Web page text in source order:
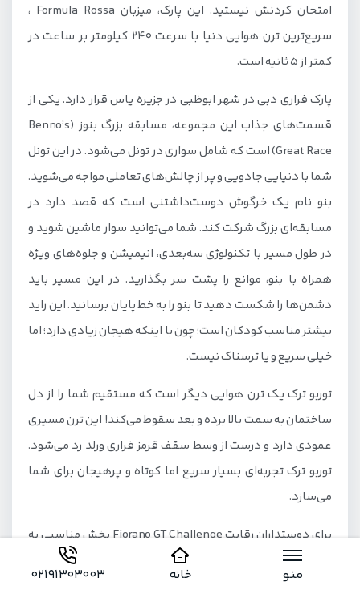
منو خانه 02191303003
امتحان کردنش نیستید. این پارک، میزبان Formula Rossa ،
سریع‌ترین ترن هوایی دنیا با سرعت ۲۴۰ کیلومتر بر ساعت در
کمتر از ۵ ثانیه است.
پارک فراری دبی در شهر ابوظبی در جزیره یاس قرار دارد. یکی از
قسمت‌های جذاب این مجموعه، مسابقه بزرگ بنوز (Benno’s
Great Race) است که شامل سواری در تونل می‌شود. در این تونل
شما با دنیایی جادویی و پر از چالش‌های تعاملی مواجه می‌شوید.
بنو نام یک خرگوش دوست‌داشتنی است که قصد دارد در
مسابقه‌ای بزرگ شرکت کند. شما می‌توانید سوار ماشین شوید و
در طول مسیر با تکنولوژی سه‌بعدی، انیمیشن و جلوه‌های ویژه
همراه با بنو، موانع را پشت سر بگذارید. در این مسیر باید
دشمن‌ها را شکست دهید تا بنو را به خط پایان برسانید. این راید
بیشتر مناسب کودکان است؛ چون با اینکه هیجان زیادی دارد؛ اما
خیلی سریع و یا ترسناک نیست.
توربو ترک یک ترن هوایی دیگر است که مستقیم شما را از دل
ساختمان به سمت بالا برده و بعد سقوط می‌کند! این ترن مسیری
عمودی دارد و درست از وسط سقف قرمز فراری ورلد رد می‌شود.
توربو ترک تجربه‌ای بسیار سریع اما کوتاه و پرهیجان برای شما
می‌سازد.
برای دوستداران رقابت Fiorano GT Challenge بخش مناسبی به
Spider که هم‌زمان و در مسیرهای موازی حرکت می‌کنند. مسیر